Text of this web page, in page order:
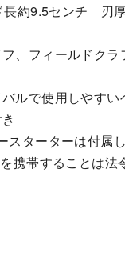
約9.5センチ 刃
、フィールドク
ルで使用しやす
ターターは付属し
携帯することは